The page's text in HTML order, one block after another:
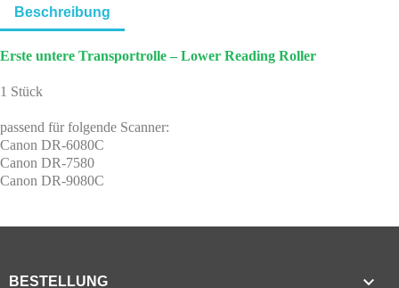
Beschreibung
Erste untere Transportrolle – Lower Reading Roller
1 Stück
passend für folgende Scanner:
Canon DR-6080C
Canon DR-7580
Canon DR-9080C
BESTELLUNG 